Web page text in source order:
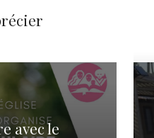
avec le